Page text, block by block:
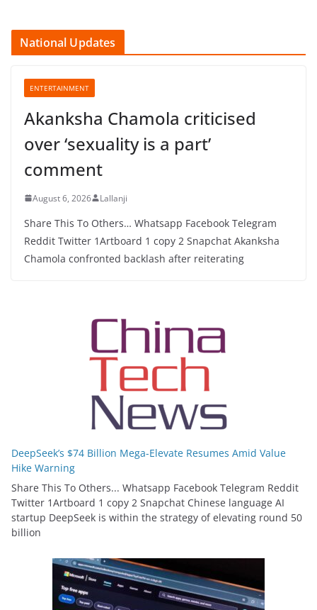
National Updates
ENTERTAINMENT
Akanksha Chamola criticised
over ‘sexuality is a part’
comment
August 6, 2026 Lallanji
Share This To Others… Whatsapp Facebook Telegram
Reddit Twitter 1Artboard 1 copy 2 Snapchat Akanksha
Chamola confronted backlash after reiterating
DeepSeek’s $74 Billion Mega-Elevate Resumes Amid Value
Hike Warning
Share This To Others... Whatsapp Facebook Telegram Reddit
Twitter 1Artboard 1 copy 2 Snapchat Chinese language AI
startup DeepSeek is within the strategy of elevating round 50
billion